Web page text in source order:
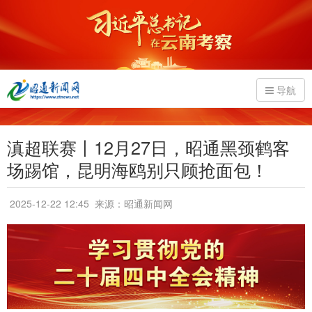
导航
滇超联赛丨12月27日，昭通黑颈鹤客
场踢馆，昆明海鸥别只顾抢面包！
2025-12-22 12:45 来源：昭通新闻网